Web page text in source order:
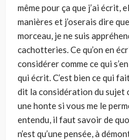
même pour ça que j’ai écrit,
manières et j’oserais dire
morceau, je ne suis
cachotteries. Ce qu’on en
considérer comme ce qui
qui écrit. C’est bien ce qui
dit la considération du sujet
une honte si vous me le
entendu, il faut savoir de
n’est qu’une pensée, à